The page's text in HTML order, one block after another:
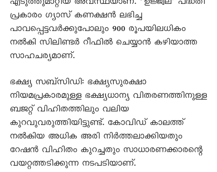
എടുത്തുമാറ്റിയ അവസ്ഥയാണ്. ‘ഉജ്ജ്വല’ പദ്ധതി
പ്രകാരം ഗ്യാസ് കണക്ഷൻ ലഭിച്ച
പാവപ്പെട്ടവർക്കുപോലും 900 രൂപയിലധികം
നൽകി സിലിണ്ടർ റീഫിൽ ചെയ്യാൻ കഴിയാത്ത
സാഹചര്യമാണ്.
ഭക്ഷ്യ സബ്‌സിഡി: ഭക്ഷ്യസുരക്ഷാ
നിയമപ്രകാരമുള്ള ഭക്ഷ്യധാന്യ വിതരണത്തിനുള്ള
ബജറ്റ് വിഹിതത്തിലും വലിയ
കുറവുവരുത്തിയിട്ടുണ്ട്. കോവിഡ് കാലത്ത്
നൽകിയ അധിക അരി നിർത്തലാക്കിയതും
റേഷൻ വിഹിതം കുറച്ചതും സാധാരണക്കാരന്റെ
വയറ്റത്തടിക്കുന്ന നടപടിയാണ്.